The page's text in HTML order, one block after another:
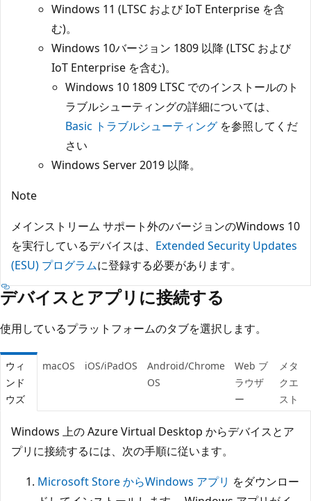
Windows 11 (LTSC および IoT Enterprise を含
む)。
Windows 10バージョン 1809 以降 (LTSC および
IoT Enterprise を含む)。
Windows 10 1809 LTSC でのインストールのト
ラブルシューティングの詳細については、
Basic トラブルシューティング を参照してくだ
さい
Windows Server 2019 以降。
Note
メインストリーム サポート外のバージョンのWindows 10
を実行しているデバイスは、 Extended Security Updates
(ESU) プログラムに登録する必要があります。
デバイスとアプリに接続する
使用しているプラットフォームのタブを選択します。
ウィ
ンド
ウズ
macOS iOS/iPadOS
Android/Chrome
OS
Web ブ
ラウザ
ー
メタ
クエ
スト
Windows 上の Azure Virtual Desktop からデバイスとア
プリに接続するには、次の手順に従います。
Microsoft Store からWindows アプリ をダウンロー